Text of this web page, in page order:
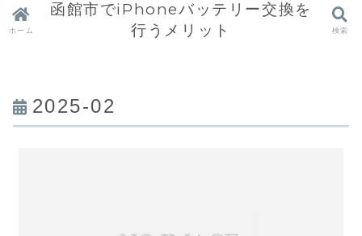
2025-02
ホーム
函館市でiPhoneバッテリー交換を
行うメリット
検索